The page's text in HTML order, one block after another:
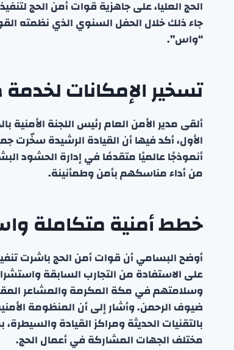
جاء ذلك خلال الحفل السنوي الذي نظمته
“واس”.
تسخير الإمكانات
ألقى مدير الأمن العام رئيس اللجنة
الأول، أكد فيها أن القيادة الرشيدة
أنموذجًا عالميًا متقدمًا في إدارة الحشود
من أداء مناسكهم بأمن وطمأنينة.
خطط أمنية متكاملة
أوضح البسامي أن قوات أمن الحج باشرت
على الاستفادة من التجارب السابقة
وسلامتهم في مكة المكرمة والمشاعر
ضيوف الرحمن. وأشار إلى أن المنظومة
بالتقنيات الحديثة ومراكز القيادة
مختلف الجهات المشاركة في أعمال الحج.